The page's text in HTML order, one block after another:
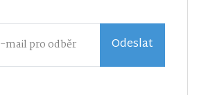
Odeslat